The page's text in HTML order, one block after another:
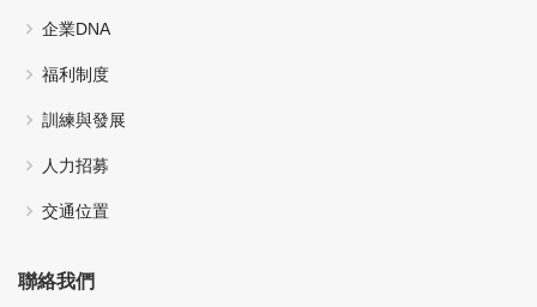
企業DNA
福利制度
訓練與發展
人力招募
交通位置
聯絡我們